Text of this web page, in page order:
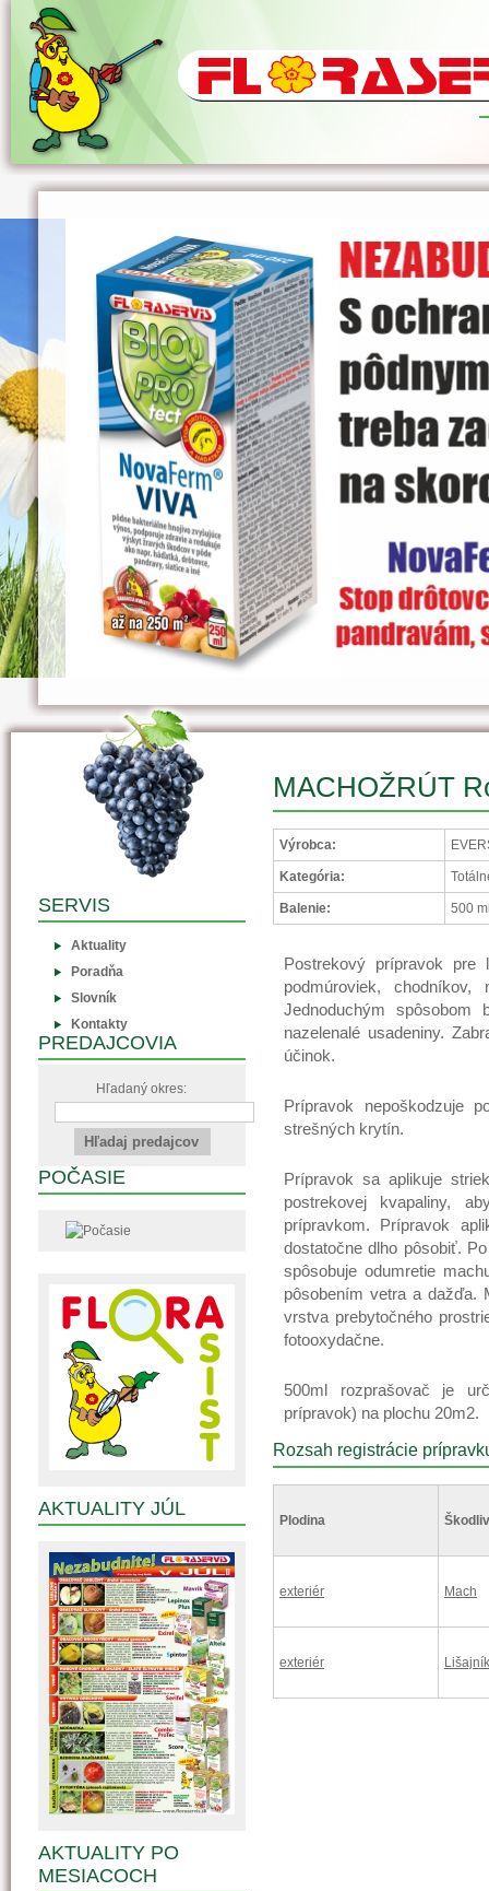
MACHOŽRÚT
Výrobca:
Kategória:
Balenie: 500
Postrekový prípravok pre
podmúroviek,
Jednoduchým spôsobom
nazelenalé usadeniny.
účinok.
Prípravok nepoškodzuje
strešných krytín.
Prípravok sa aplikuje
postrekovej kvapaliny,
prípravkom. Prípravok
dostatočne dlho pôsobiť.
spôsobuje odumretie
pôsobením vetra a dažďa.
vrstva prebytočného
fotooxydačne.
500ml rozprašovač je
prípravok) na plochu 20m2.
Rozsah registrácie
Plodina
exteriér Mach
exteriér
SERVIS
Aktuality
Poradňa
Slovník
Kontakty
PREDAJCOVIA
Hľadaný okres:
POČASIE
AKTUALITY JÚL
AKTUALITY PO
MESIACOCH